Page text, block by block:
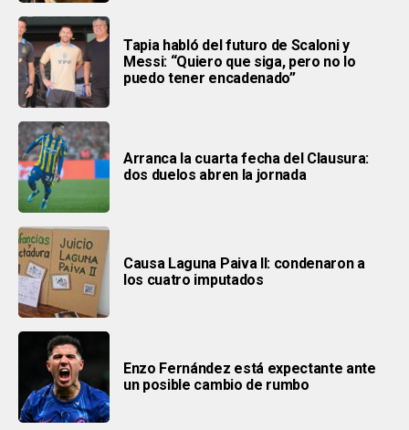
Tapia habló del futuro de Scaloni y
Messi: “Quiero que siga, pero no lo
puedo tener encadenado”
Arranca la cuarta fecha del Clausura:
dos duelos abren la jornada
Causa Laguna Paiva II: condenaron a
los cuatro imputados
Enzo Fernández está expectante ante
un posible cambio de rumbo